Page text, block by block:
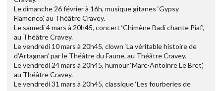
Le dimanche 26 février à 16h, musique gitanes ‘Gypsy
Flamenco’, au Théâtre Cravey.
Le samedi 4 mars à 20h45, concert ‘Chimène Badi chante Piaf’,
au Théâtre Cravey.
Le vendredi 10 mars à 20h45, clown ‘La véritable histoire de
d’Artagnan’ par le Théâtre du Faune, au Théâtre Cravey.
Le vendredi 24 mars à 20h45, humour ‘Marc-Antoinre Le Bret’,
au Théâtre Cravey.
Le vendredi 31 mars à 20h45, classique ‘Les fourberies de